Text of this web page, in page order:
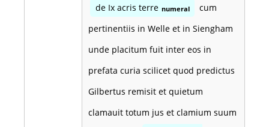
de Ix acris terre numeral
cum
pertinentiis in Welle et in Siengham
unde placitum fuit inter eos in
prefata curia scilicet quod predictus
Gilbertus remisit et quietum
clamauit totum jus et clamium suum